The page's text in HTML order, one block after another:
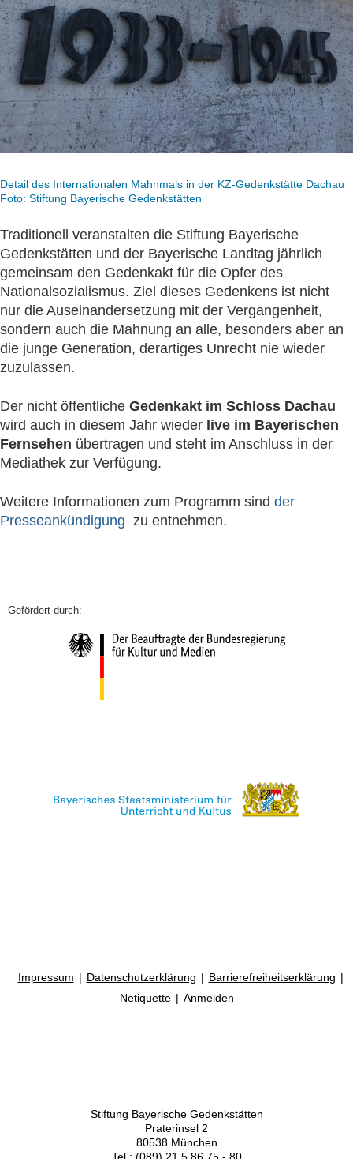
Detail des Internationalen Mahnmals in der KZ-Gedenkstätte Dachau
Foto: Stiftung Bayerische Gedenkstätten
Traditionell veranstalten die Stiftung Bayerische
Gedenkstätten und der Bayerische Landtag jährlich
gemeinsam den Gedenkakt für die Opfer des
Nationalsozialismus. Ziel dieses Gedenkens ist nicht
nur die Auseinandersetzung mit der Vergangenheit,
sondern auch die Mahnung an alle, besonders aber an
die junge Generation, derartiges Unrecht nie wieder
zuzulassen.
Der nicht öffentliche Gedenkakt im Schloss Dachau
wird auch in diesem Jahr wieder live im Bayerischen
Fernsehen übertragen und steht im Anschluss in der
Mediathek zur Verfügung.
Weitere Informationen zum Programm sind der
Presseankündigung zu entnehmen.
Impressum Datenschutzerklärung
Barrierefreiheitserklärung
Netiquette
Anmelden
Stiftung Bayerische Gedenkstätten
Praterinsel 2
80538 München